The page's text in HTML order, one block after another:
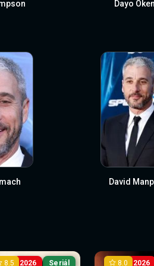
Dayo
David
2026
8.5 Seriál 2026
8.0